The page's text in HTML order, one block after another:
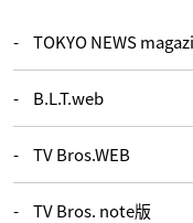
TOKYO NEWS
B.L.T.web
TV Bros.WEB
TV Bros. note版